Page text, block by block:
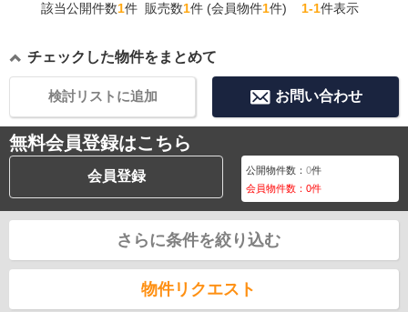
該当公開件数1件 販売数1件 (会員物件1件) 1-1件表示
チェックした物件をまとめて
お問い合わせ
検討リストに追加
無料会員登録はこちら
会員登録 公開物件数：0件
会員物件数：0件
さらに条件を絞り込む
物件リクエスト